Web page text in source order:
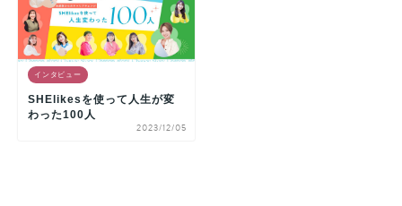
インタビュー
SHElikesを使って人生が変
わった100人
2023/12/05